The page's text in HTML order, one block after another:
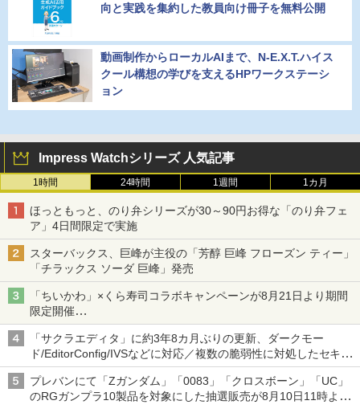
向と実践を集約した教員向け冊子を無料公開
動画制作からローカルAIまで、N-E.X.T.ハイス
クール構想の学びを支えるHPワークステーシ
ョン
Impress Watchシリーズ 人気記事
1時間 24時間 1週間 1カ月
ほっともっと、のり弁シリーズが30～90円お得な「のり弁フェ
ア」4日間限定で実施
スターバックス、巨峰が主役の「芳醇 巨峰 フローズン ティー」
「チラックス ソーダ 巨峰」発売
「ちいかわ」×くら寿司コラボキャンペーンが8月21日より期間
限定開催
オリジナルの湯呑みや寿司皿が景品に登場！
「サクラエディタ」に約3年8カ月ぶりの更新、ダークモー
ド/EditorConfig/IVSなどに対応／複数の脆弱性に対処したセキュ
リティアップデート
プレバンにて「Zガンダム」「0083」「クロスボーン」「UC」
のRGガンプラ10製品を対象にした抽選販売が8月10日11時より